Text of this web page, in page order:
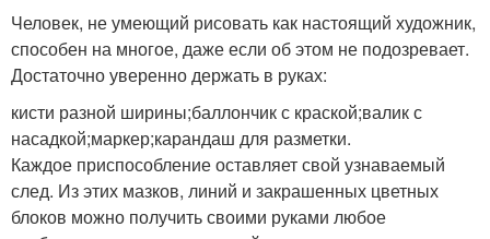
Человек, не умеющий рисовать как настоящий художник,
способен на многое, даже если об этом не подозревает.
Достаточно уверенно держать в руках:
кисти разной ширины;баллончик с краской;валик с
насадкой;маркер;карандаш для разметки.
Каждое приспособление оставляет свой узнаваемый
след. Из этих мазков, линий и закрашенных цветных
блоков можно получить своими руками любое